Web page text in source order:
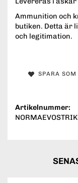
Ammunition och
butiken. Detta är
och legitimation.
SPARA SOM
Artikelnummer: